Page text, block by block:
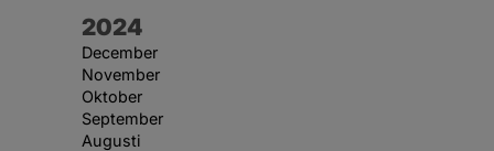
År:
2024
December
November
Oktober
September
Augusti